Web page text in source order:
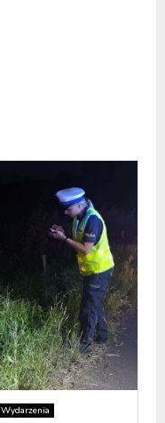
Wydarzenia